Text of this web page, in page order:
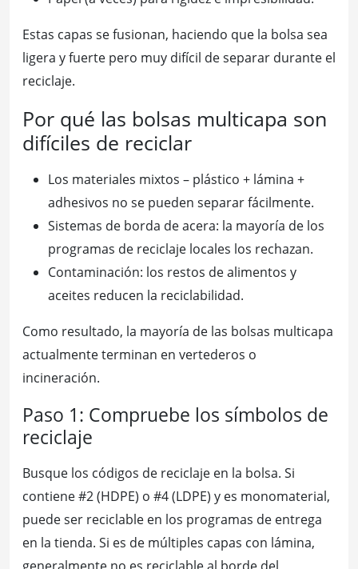
Estas capas se fusionan, haciendo que la bolsa sea
ligera y fuerte pero muy difícil de separar durante el
reciclaje.
Por qué las bolsas multicapa son
difíciles de reciclar
Los materiales mixtos – plástico + lámina +
adhesivos no se pueden separar fácilmente.
Sistemas de borda de acera: la mayoría de los
programas de reciclaje locales los rechazan.
Contaminación: los restos de alimentos y
aceites reducen la reciclabilidad.
Como resultado, la mayoría de las bolsas multicapa
actualmente terminan en vertederos o
incineración.
Paso 1: Compruebe los símbolos de
reciclaje
Busque los códigos de reciclaje en la bolsa. Si
contiene #2 (HDPE) o #4 (LDPE) y es monomaterial,
puede ser reciclable en los programas de entrega
en la tienda. Si es de múltiples capas con lámina,